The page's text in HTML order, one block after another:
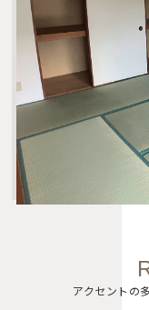
アクセントの